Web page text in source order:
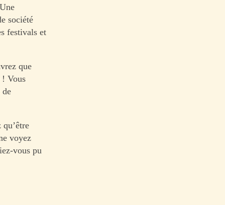
société
festivals et
que
! Vous
de
voyez
vous pu